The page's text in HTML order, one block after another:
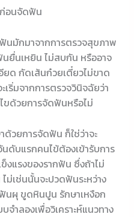
อนจัดฟัน
กมาจากการตรวจสุขภาพ
ยื่นเหยิน ไม่สบกัน หรืออาจ
ยด กัดเส้นก๋วยเตี๋ยวไม่ขาด
ริ่มจากการตรวจวินิจฉัยว่า
ขด้วยการจัดฟันหรือไม่
ยการจัดฟัน ก็ใช่ว่าจะ
บแรกคนไข้ต้องเข้ารับการ
งแรงของรากฟัน ซึ่งถ้าไม่
ม่เช่นนั้นจะปวดฟันระหว่าง
นผุ ขูดหินปูน รักษาเหงือก
ำลองเพื่อวิเคราะห์แนวทาง